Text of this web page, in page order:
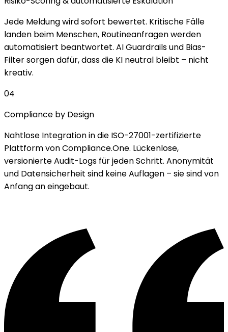
Jede Meldung wird sofort bewertet. Kritische Fälle
landen beim Menschen, Routineanfragen werden
automatisiert beantwortet. AI Guardrails und Bias-
Filter sorgen dafür, dass die KI neutral bleibt – nicht
kreativ.
04
Compliance by Design
Nahtlose Integration in die ISO-27001-zertifizierte
Plattform von Compliance.One. Lückenlose,
versionierte Audit-Logs für jeden Schritt. Anonymität
und Datensicherheit sind keine Auflagen – sie sind von
Anfang an eingebaut.